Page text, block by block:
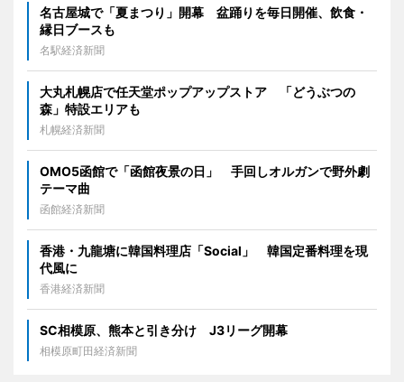
名古屋城で「夏まつり」開幕 盆踊りを毎日開催、飲食・
縁日ブースも
名駅経済新聞
大丸札幌店で任天堂ポップアップストア 「どうぶつの
森」特設エリアも
札幌経済新聞
OMO5函館で「函館夜景の日」 手回しオルガンで野外劇
テーマ曲
函館経済新聞
香港・九龍塘に韓国料理店「Social」 韓国定番料理を現
代風に
香港経済新聞
SC相模原、熊本と引き分け J3リーグ開幕
相模原町田経済新聞